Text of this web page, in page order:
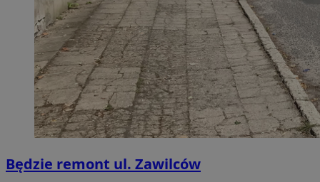
Będzie remont ul. Zawilców